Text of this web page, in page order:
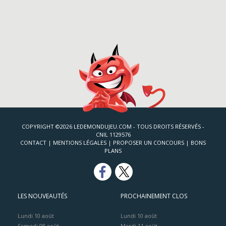
COPYRIGHT ©2026 LEDEMONDUJEU.COM - TOUS DROITS RÉSERVÉS -
CNIL 1129576
CONTACT | MENTIONS LÉGALES | PROPOSER UN CONCOURS | BONS
PLANS
LES NOUVEAUTÉS
Lundi 10 août
PROCHAINEMENT CLOS
Lundi 10 août